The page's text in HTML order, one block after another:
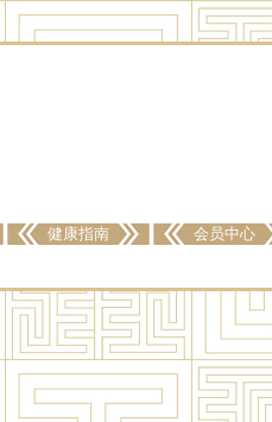
健康指南 会员中心